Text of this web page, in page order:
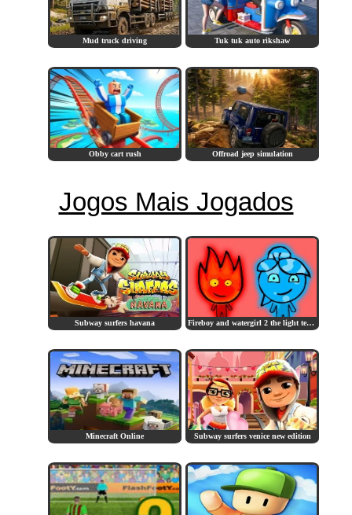
Mud truck driving Tuk tuk auto rikshaw
Obby cart rush Offroad jeep simulation
Jogos Mais Jogados
Subway surfers havana Fireboy and watergirl 2 the light temple
Minecraft Online Subway surfers venice new edition